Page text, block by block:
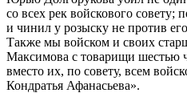
со всех рек войскового совету;
и чинил у розыску не против
Также мы войском и своих
Максимова с товарищи шестью
вместо их, по совету, всем
Кондратья Афанасьева».